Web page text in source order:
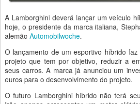
A Lamborghini deverá lançar um veículo
hoje, o presidente da marca italiana,
alemão Automobilwoche.
O lançamento de um esportivo híbrido
projeto que tem por objetivo, reduzir a
seus carros. A marca já anunciou um
euros para o desenvolvimento do projeto.
O futuro Lamborghini híbrido não terá